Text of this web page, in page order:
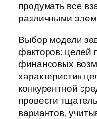
продумать все
различными
Выбор модели
факторов: целей
финансовых
характеристик
конкурентной
провести
вариантов,